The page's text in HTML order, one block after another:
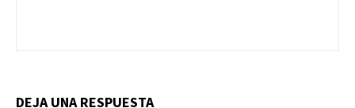
DEJA UNA RESPUESTA